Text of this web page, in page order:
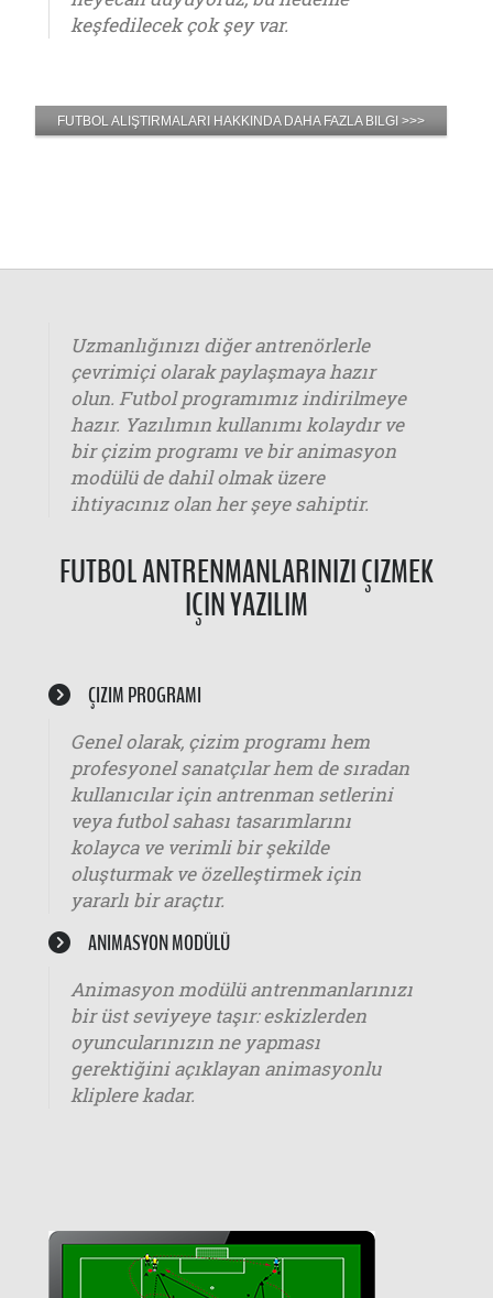
keşfedilecek çok şey var.
FUTBOL ALIŞTIRMALARI HAKKINDA DAHA FAZLA BILGI >>>
Uzmanlığınızı diğer antrenörlerle
çevrimiçi olarak paylaşmaya hazır
olun. Futbol programımız indirilmeye
hazır. Yazılımın kullanımı kolaydır ve
bir çizim programı ve bir animasyon
modülü de dahil olmak üzere
ihtiyacınız olan her şeye sahiptir.
FUTBOL ANTRENMANLARINIZI ÇIZMEK
IÇIN YAZILIM
ÇIZIM PROGRAMI
Genel olarak, çizim programı hem
profesyonel sanatçılar hem de sıradan
kullanıcılar için antrenman setlerini
veya futbol sahası tasarımlarını
kolayca ve verimli bir şekilde
oluşturmak ve özelleştirmek için
yararlı bir araçtır.
ANIMASYON MODÜLÜ
Animasyon modülü antrenmanlarınızı
bir üst seviyeye taşır: eskizlerden
oyuncularınızın ne yapması
gerektiğini açıklayan animasyonlu
kliplere kadar.